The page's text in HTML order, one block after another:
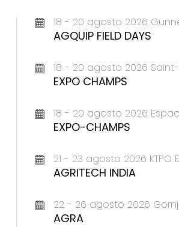
18 - 20 agosto 2026
AGQUIP FIELD DAYS
18 - 20 agosto 2026
EXPO CHAMPS
18 - 20 agosto 2026
EXPO-CHAMPS
21 - 23 agosto 2026
AGRITECH INDIA
22 - 26 agosto 2026
AGRA